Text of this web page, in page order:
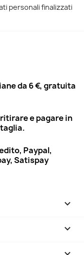
personali finalizzati
da 6 €, gratuita
e pagare in
Paypal,
Satispay

